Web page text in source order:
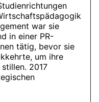
war sie
in einer PR-
tätig, bevor sie
um ihre
2017